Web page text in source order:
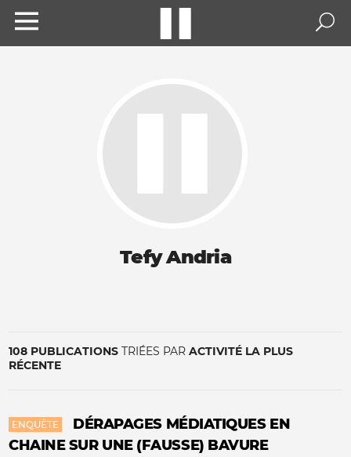
Tefy Andria
108 PUBLICATIONS TRIÉES PAR ACTIVITÉ LA PLUS
RÉCENTE
ENQUÊTE
DÉRAPAGES MÉDIATIQUES EN
CHAINE SUR UNE (FAUSSE) BAVURE